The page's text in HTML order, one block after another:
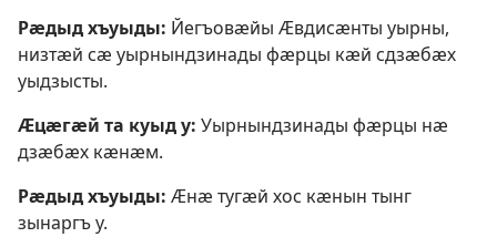
Рӕдыд хъуыды: Йегъовӕйы Ӕвдисӕнты уырны,
низтӕй сӕ уырнындзинады фӕрцы кӕй сдзӕбӕх
уыдзысты.
Ӕцӕгӕй та куыд у: Уырнындзинады фӕрцы нӕ
дзӕбӕх кӕнӕм.
Рӕдыд хъуыды: Ӕнӕ тугӕй хос кӕнын тынг
зынаргъ у.